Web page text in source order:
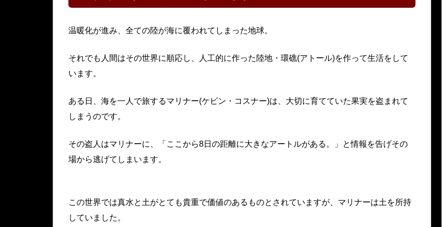
温暖化が進み、全ての陸が海に覆われてしまった地球。
それでも人間はその世界に順応し、人工的に作った陸地・環礁(アトール)を作って生活をして
います。
ある日、海を一人で旅するマリナー(ケビン・コスナー)は、大切に育てていた果実を盗まれて
しまうのです。
その盗人はマリナーに、「ここから8日の距離に大きなアートルがある。」と情報を告げその
場から逃げてしまいます。
この世界では真水と土がとても貴重で価値のあるものとされていますが、マリナーは土を所持
していました。